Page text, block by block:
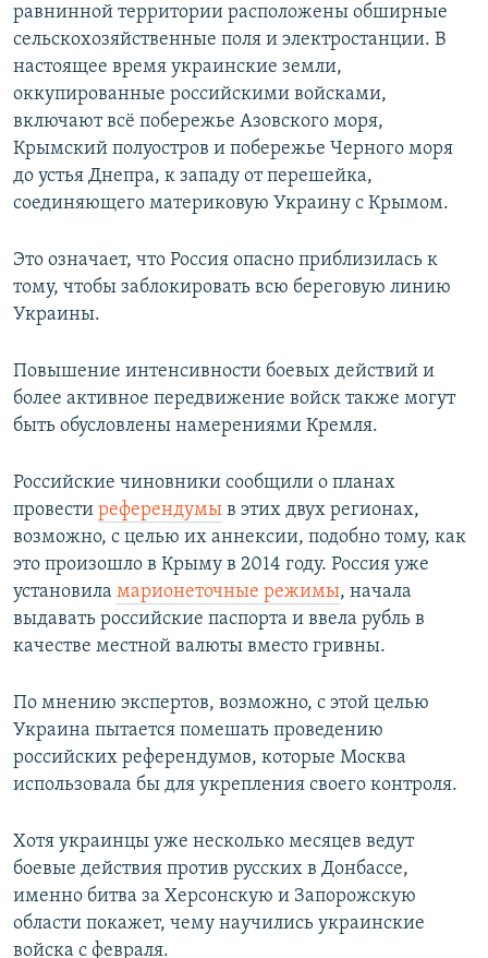
равнинной территории расположены обширные
сельскохозяйственные поля и электростанции. В
настоящее время украинские земли,
оккупированные российскими войсками,
включают всё побережье Азовского моря,
Крымский полуостров и побережье Черного моря
до устья Днепра, к западу от перешейка,
соединяющего материковую Украину с Крымом.
Это означает, что Россия опасно приблизилась к
тому, чтобы заблокировать всю береговую линию
Украины.
Повышение интенсивности боевых действий и
более активное передвижение войск также могут
быть обусловлены намерениями Кремля.
Российские чиновники сообщили о планах
провести референдумы в этих двух регионах,
возможно, с целью их аннексии, подобно тому, как
это произошло в Крыму в 2014 году. Россия уже
установила марионеточные режимы, начала
выдавать российские паспорта и ввела рубль в
качестве местной валюты вместо гривны.
По мнению экспертов, возможно, с этой целью
Украина пытается помешать проведению
российских референдумов, которые Москва
использовала бы для укрепления своего контроля.
Хотя украинцы уже несколько месяцев ведут
боевые действия против русских в Донбассе,
именно битва за Херсонскую и Запорожскую
области покажет, чему научились украинские
войска с февраля.